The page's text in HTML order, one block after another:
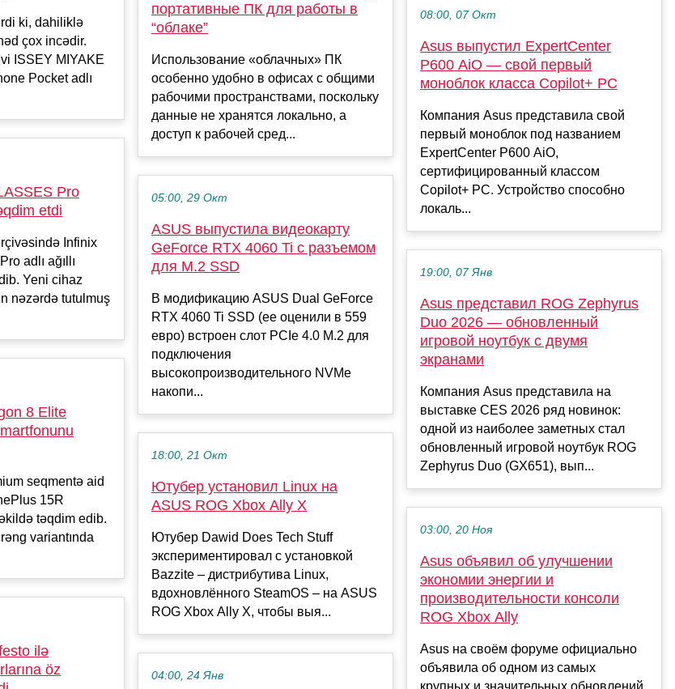
ki, dahiliklə
çox incədir.
ISSEY MIYAKE
Pocket adlı
Pro
etdi
Infinix
adlı ağıllı
Yeni cihaz
nəzərdə tutulmuş
8 Elite
seqmentə aid
15R
təqdim edib.
variantında
ilə
öz
портативные ПК для работы в
“облаке”
Использование «облачных» ПК
особенно удобно в офисах с общими
рабочими пространствами, поскольку
данные не хранятся локально, а
доступ к рабочей сред...
05:00, 29 Окт
ASUS выпустила видеокарту
GeForce RTX 4060 Ti с разъемом
для M.2 SSD
В модификацию ASUS Dual GeForce
RTX 4060 Ti SSD (ее оценили в 559
евро) встроен слот PCIe 4.0 M.2 для
подключения
высокопроизводительного NVMe
накопи...
18:00, 21 Окт
Ютубер установил Linux на
ASUS ROG Xbox Ally X
Ютубер Dawid Does Tech Stuff
экспериментировал с установкой
Bazzite – дистрибутива Linux,
вдохновлённого SteamOS – на ASUS
ROG Xbox Ally X, чтобы выя...
04:00, 24 Янв
08:00, 07 Окт
Asus выпустил ExpertCenter
P600 AiO — свой первый
моноблок класса Copilot+ PC
Компания Asus представила свой
первый моноблок под названием
ExpertCenter P600 AiO,
сертифицированный классом
Copilot+ PC. Устройство способно
локаль...
19:00, 07 Янв
Asus представил ROG Zephyrus
Duo 2026 — обновленный
игровой ноутбук с двумя
экранами
Компания Asus представила на
выставке CES 2026 ряд новинок:
одной из наиболее заметных стал
обновленный игровой ноутбук ROG
Zephyrus Duo (GX651), вып...
03:00, 20 Ноя
Asus объявил об улучшении
экономии энергии и
производительности консоли
ROG Xbox Ally
Asus на своём форуме официально
объявила об одном из самых